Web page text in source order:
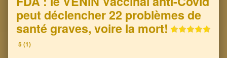
peut déclencher 22 problèmes de
santé graves, voire la mort!
5 (1)